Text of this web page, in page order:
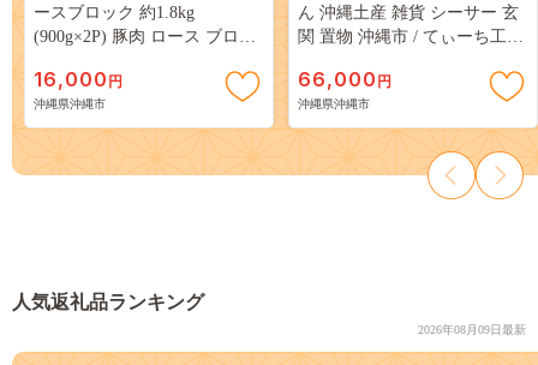
ースブロック 約1.8kg
(900g×2P) 豚肉 ロース ブロッ
産 沖縄市 / 宮城ふぁーむ
[BCAJ005]
16,000 円
沖縄県沖縄市
ん 沖縄土産 雑貨 シーサー 玄
関 置物 沖縄市 / てぃーち工房
66,000 円
沖縄県沖縄市
人気返礼品ランキング
2026年08月09日最新